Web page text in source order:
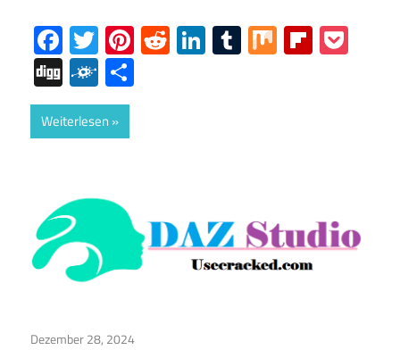
Facebook
Twitter
Pinterest
RedditLinkedIn
Tumblr
Mix
DiggFolkd
Weiterlesen
Dezember 28, 2024